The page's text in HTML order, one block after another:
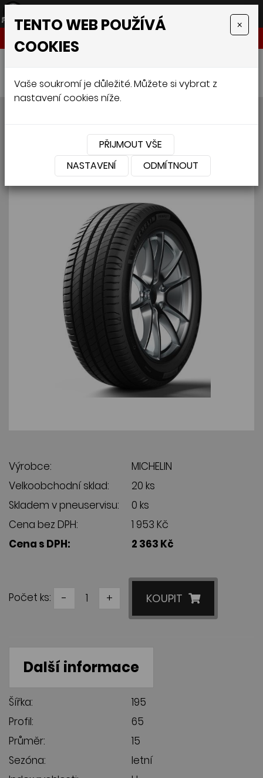
MICHELIN PRIMACY 4 FSL 195/65 R15 95H
195/65 R15 95H
Výrobce:
MICHELIN
Velkoobchodní sklad:
20 ks
Skladem v pneuservisu:
0 ks
Cena bez DPH:
1 953 Kč
Cena s DPH:
2 363 Kč
Počet ks: - + KOUPIT
Další informace
Šířka:
195
Profil:
65
Průměr:
15
Sezóna:
letní
TENTO WEB POUŽÍVÁ
COOKIES
×
Vaše soukromí je důležité. Můžete si vybrat z
nastavení cookies níže.
PŘIJMOUT VŠE
NASTAVENÍ
ODMÍTNOUT